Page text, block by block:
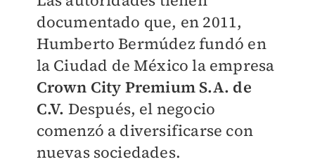
documentado que, en 2011,
Humberto Bermúdez fundó en
la Ciudad de México la empresa
Crown City Premium S.A. de
C.V. Después, el negocio
comenzó a diversificarse con
nuevas sociedades.